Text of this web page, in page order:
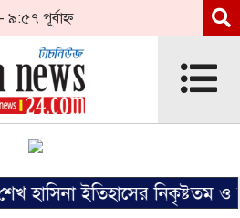
পূর্বাহ্ন
ইতিহাসের নিকৃষ্টতম ও ঘৃণ্য